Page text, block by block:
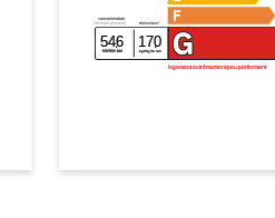
logement extrêmement peu performant
consommation
(énergie primaire)
546
kWh/m²/an
émissions*
170
kgCO2/m
²
/an